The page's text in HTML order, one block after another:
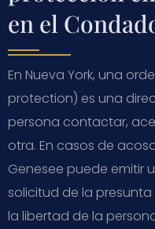
en el
En Nueva York, una
protection) es una
persona contactar,
otra. En casos de
Genesee puede emitir
solicitud de la
la libertad de la